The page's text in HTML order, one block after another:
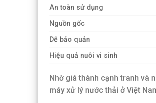
An toàn sử dụng
Nguồn gốc
Dễ bảo quản
Hiệu quả nuôi vi sinh
Nhờ giá thành cạnh tranh và
máy xử lý nước thải ở Việt